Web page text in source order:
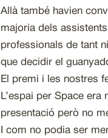
Allà també havien
majoria dels
professionals de tant
que decidir el
El premi i les nostres
L’espai per Space
presentació però no
I com no podia ser